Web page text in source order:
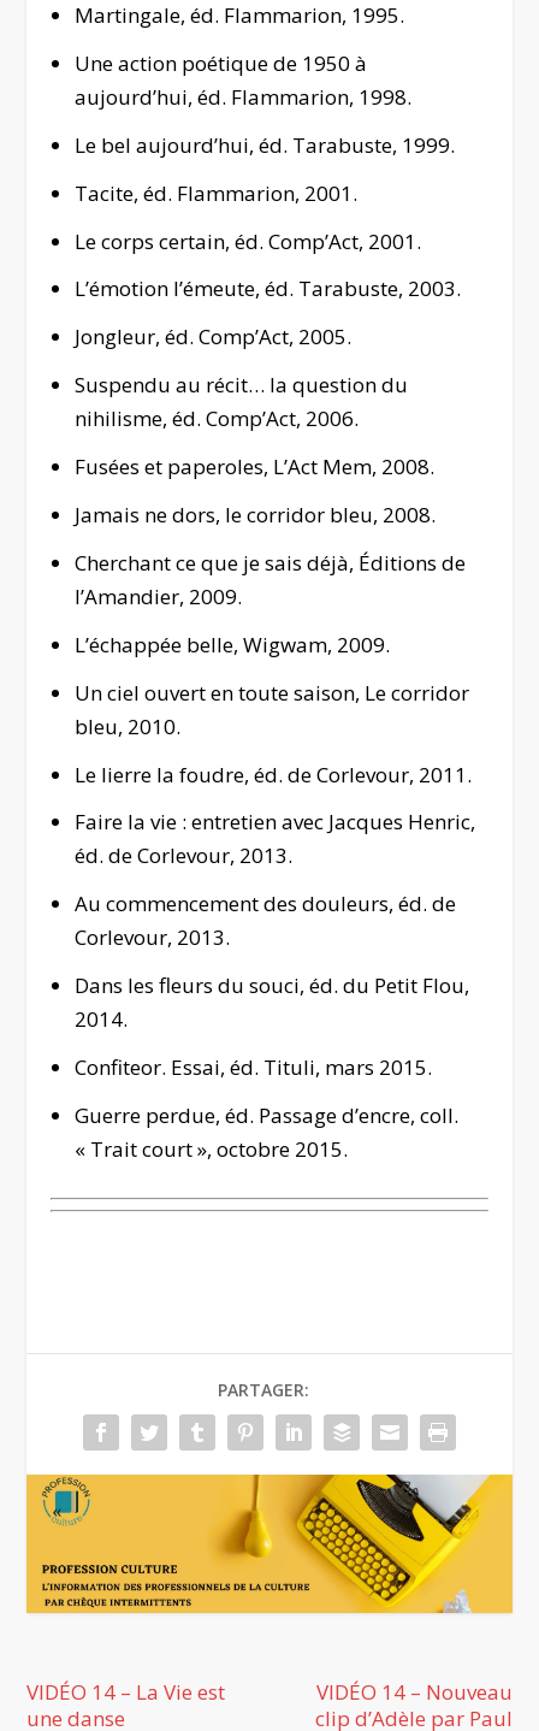
Martingale, éd. Flammarion, 1995.
Une action poétique de 1950 à
aujourd’hui, éd. Flammarion, 1998.
Le bel aujourd’hui, éd. Tarabuste, 1999.
Tacite, éd. Flammarion, 2001.
Le corps certain, éd. Comp’Act, 2001.
L’émotion l’émeute, éd. Tarabuste, 2003.
Jongleur, éd. Comp’Act, 2005.
Suspendu au récit… la question du
nihilisme, éd. Comp’Act, 2006.
Fusées et paperoles, L’Act Mem, 2008.
Jamais ne dors, le corridor bleu, 2008.
Cherchant ce que je sais déjà, Éditions de
l’Amandier, 2009.
L’échappée belle, Wigwam, 2009.
Un ciel ouvert en toute saison, Le corridor
bleu, 2010.
Le lierre la foudre, éd. de Corlevour, 2011.
Faire la vie : entretien avec Jacques Henric,
éd. de Corlevour, 2013.
Au commencement des douleurs, éd. de
Corlevour, 2013.
Dans les fleurs du souci, éd. du Petit Flou,
2014.
Confiteor. Essai, éd. Tituli, mars 2015.
Guerre perdue, éd. Passage d’encre, coll.
« Trait court », octobre 2015.
PARTAGER:
VIDÉO 14 – La Vie est
une danse
VIDÉO 14 – Nouveau
clip d’Adèle par Paul